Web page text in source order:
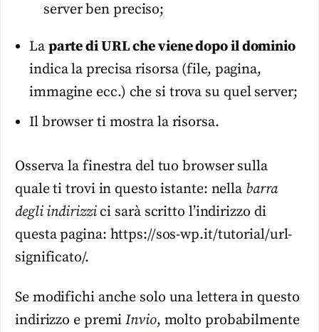
server ben preciso;
La parte di URL che viene dopo il dominio
indica la precisa risorsa (file, pagina,
immagine ecc.) che si trova su quel server;
Il browser ti mostra la risorsa.
Osserva la finestra del tuo browser sulla
quale ti trovi in questo istante: nella barra
degli indirizzici sarà scritto l’indirizzo di
questa pagina: https://sos-wp.it/tutorial/url-
significato/.
Se modifichi anche solo una lettera in questo
indirizzo e premiInvio, molto probabilmente